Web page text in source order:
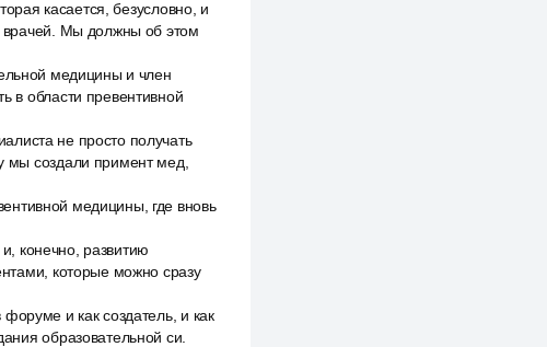
касается, безусловно, и
врачей. Мы должны об этом
медицины и член
в области превентивной
не просто получать
мы создали примент мед,
медицины, где вновь
конечно, развитию
которые можно сразу
и как создатель, и как
образовательной си.